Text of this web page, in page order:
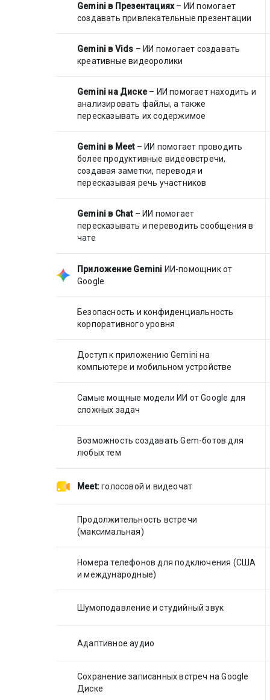
Gemini в Презентациях– ИИ помогает
создавать привлекательные презентации
Gemini в Vids – ИИ помогает создавать
креативные видеоролики
Gemini на Диске– ИИ помогает находить и
анализировать файлы, а также
пересказывать их содержимое
Gemini в Meet– ИИ помогает проводить
более продуктивные видеовстречи,
создавая заметки, переводя и
пересказывая речь участников
Gemini в Chat– ИИ помогает
пересказывать и переводить сообщения в
чате
Приложение Gemini ИИ-помощник от
Google
Безопасность и конфиденциальность
корпоративного уровня
Доступ к приложению Gemini на
компьютере и мобильном устройстве
Самые мощные модели ИИ от Google для
сложных задач
Возможность создавать Gem-ботов для
любых тем
Meet: голосовой и видеочат
Продолжительность встречи
(максимальная)
Номера телефонов для подключения (США
и международные)
Шумоподавление и студийный звук
Адаптивное аудио
Сохранение записанных встреч на Google
Диске